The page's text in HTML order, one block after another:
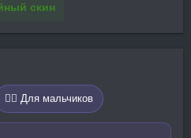
скин
🧍‍♂️ Для мальчиков